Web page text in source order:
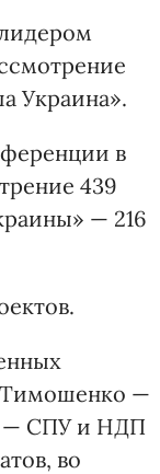
Украина».
в
439
— 216
Тимошенко —
— СПУ и НДП
во